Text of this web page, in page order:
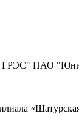
ГРЭС" ПАО